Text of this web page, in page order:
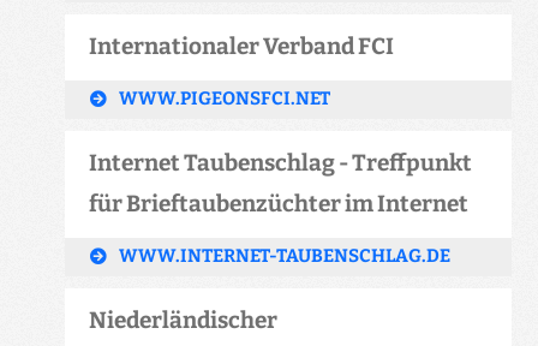
Internationaler Verband FCI
WWW.PIGEONSFCI.NET
Internet Taubenschlag - Treffpunkt
für Brieftaubenzüchter im Internet
WWW.INTERNET-TAUBENSCHLAG.DE
Niederländischer